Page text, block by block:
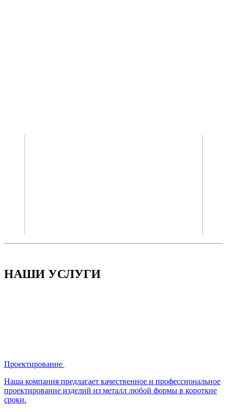
НАШИ УСЛУГИ
Проектирование
Наша компания предлагает качественное и профессиональное
проектирование изделий из металл любой формы в короткие
сроки.